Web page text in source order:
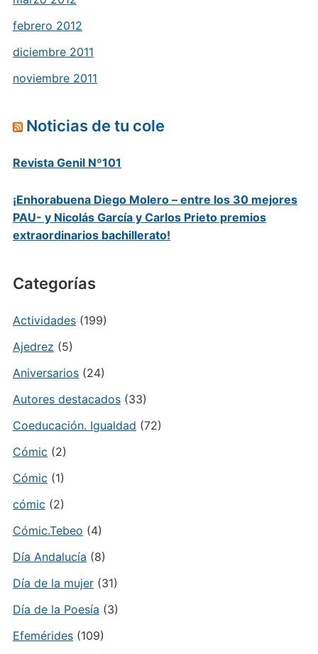
febrero 2012
diciembre 2011
noviembre 2011
Noticias de tu cole
Revista Genil Nº101
¡Enhorabuena Diego Molero – entre los 30 mejores
PAU- y Nicolás García y Carlos Prieto premios
extraordinarios bachillerato!
Categorías
Actividades(199)
Ajedrez (5)
Aniversarios(24)
Autores destacados(33)
Coeducación. Igualdad (72)
Cómic (2)
Cómic (1)
cómic (2)
Cómic.Tebeo (4)
Día Andalucía (8)
Día de la mujer(31)
Día de la Poesía (3)
Efemérides(109)